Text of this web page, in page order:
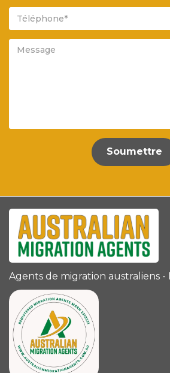
Agents de migration australiens -